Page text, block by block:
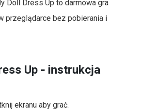
Doll Dress Up to darmowa gra
przeglądarce bez pobierania i
Up - instrukcja
ekranu aby grać.